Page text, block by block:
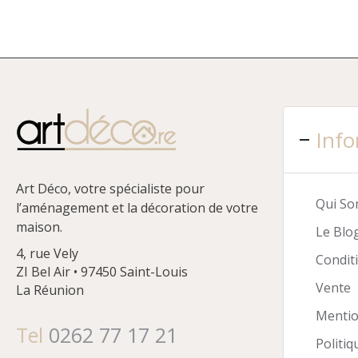
Art Déco, votre spécialiste pour
l’aménagement et la décoration de votre
maison.
4, rue Vely
ZI Bel Air • 97450 Saint-Louis
La Réunion
Tel 0262 77 17 21
Qui
Le
Vente